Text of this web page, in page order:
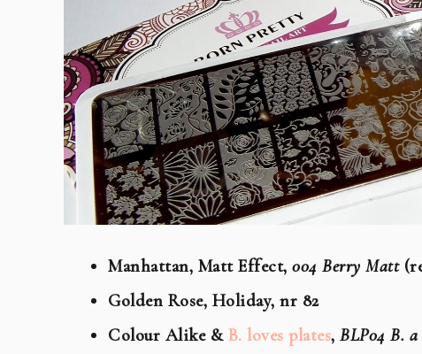
Manhattan, Matt Effect, 004 Berry Matt
Golden Rose, Holiday, nr 82
Colour Alike & B. loves plates, BLP04 B. a